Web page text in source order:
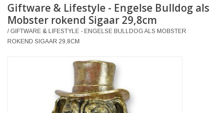
Merchandise
Retro Vintage
Giftware & Lifestyle - Engelse Bulldog als
Mobster rokend Sigaar 29,8cm
/ GIFTWARE & LIFESTYLE - ENGELSE BULLDOG ALS MOBSTER
ROKEND SIGAAR 29,8CM